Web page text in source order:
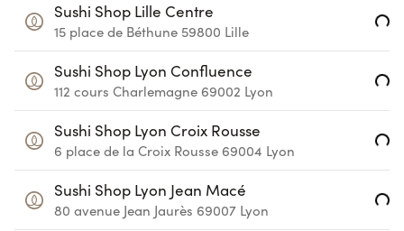
Sushi Shop Lille Centre
15 place de Béthune 59800 Lille Loading...
Sushi Shop Lyon Confluence
112 cours Charlemagne 69002 Lyon Loading...
Sushi Shop Lyon Croix Rousse
6 place de la Croix Rousse 69004 Lyon Loading...
Sushi Shop Lyon Jean Macé
80 avenue Jean Jaurès 69007 Lyon Loading...